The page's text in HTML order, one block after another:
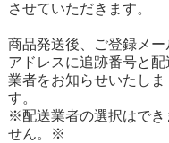
させていただきます。
商品発送後、ご登録メー
アドレスに追跡番号と配
業者をお知らせいたしま
す。
※配送業者の選択はでき
せん。※